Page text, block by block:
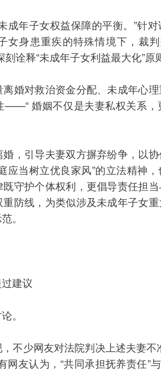
成年子女权益保障的平衡。”针
女身患重疾的特殊情境下，裁
诠释“未成年子女利益最大化”原
婚对救治资金分配、未成年心
——“ 婚姻不仅是夫妻私权关系，
，引导夫妻双方摒弃纷争，以
应当树立优良家风”的立法精神
守护个体权利，更倡导责任担
防线，为类似涉及未成年子女
。
建议
。
不少网友对法院判决上述夫妻
网友认为，“共同承担抚养责任”